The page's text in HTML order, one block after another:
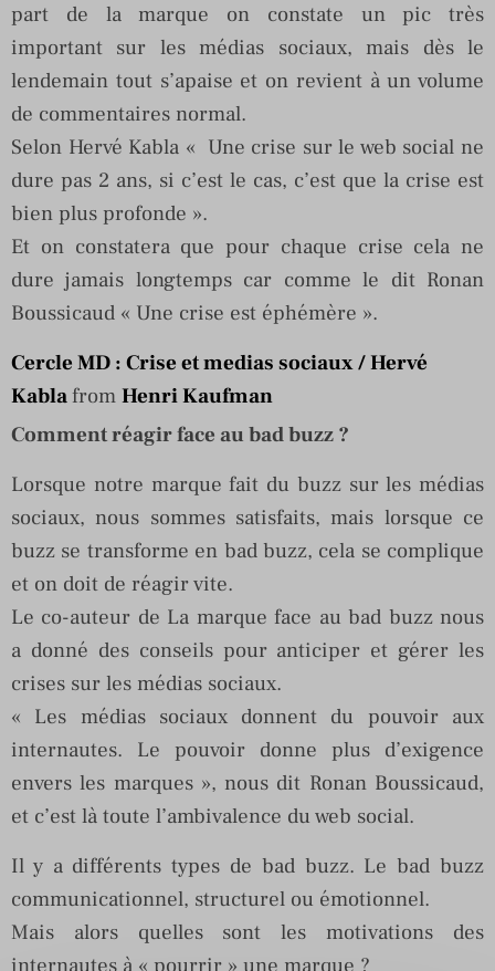
part de la marque on constate un pic très
important sur les médias sociaux, mais dès le
lendemain tout s’apaise et on revient à un volume
de commentaires normal.
Selon Hervé Kabla « Une crise sur le web social ne
dure pas 2 ans, si c’est le cas, c’est que la crise est
bien plus profonde ».
Et on constatera que pour chaque crise cela ne
dure jamais longtemps car comme le dit Ronan
Boussicaud « Une crise est éphémère ».
Cercle MD : Crise et medias sociaux / Hervé
Kablafrom Henri Kaufman
Comment réagir face au bad buzz ?
Lorsque notre marque fait du buzz sur les médias
sociaux, nous sommes satisfaits, mais lorsque ce
buzz se transforme en bad buzz, cela se complique
et on doit de réagir vite.
Le co-auteur de La marque face au bad buzz nous
a donné des conseils pour anticiper et gérer les
crises sur les médias sociaux.
« Les médias sociaux donnent du pouvoir aux
internautes. Le pouvoir donne plus d’exigence
envers les marques », nous dit Ronan Boussicaud,
et c’est là toute l’ambivalence du web social.
Il y a différents types de bad buzz. Le bad buzz
communicationnel, structurel ou émotionnel.
Mais alors quelles sont les motivations des
internautes à « pourrir » une marque ?